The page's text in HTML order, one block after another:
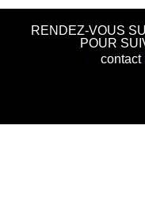
RENDEZ-VOUS
POUR
contact